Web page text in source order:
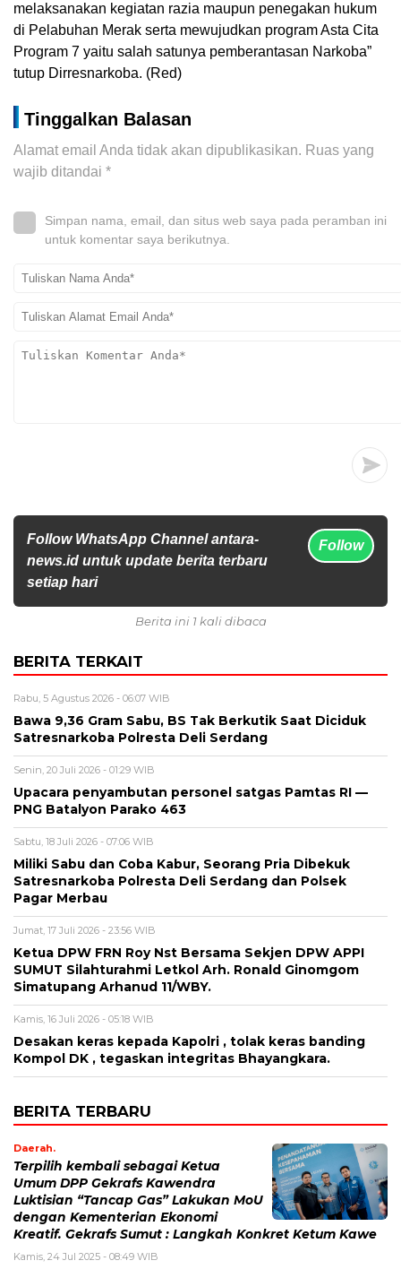
melaksanakan kegiatan razia maupun penegakan hukum
di Pelabuhan Merak serta mewujudkan program Asta Cita
Program 7 yaitu salah satunya pemberantasan Narkoba”
tutup Dirresnarkoba. (Red)
Tinggalkan Balasan
Alamat email Anda tidak akan dipublikasikan. Ruas yang
wajib ditandai *
Simpan nama, email, dan situs web saya pada peramban ini
untuk komentar saya berikutnya.
Follow WhatsApp Channel antara-
news.id untuk update berita terbaru
setiap hari
Follow
Berita ini 1 kali dibaca
BERITA TERKAIT
Rabu, 5 Agustus 2026 - 06:07 WIB
Bawa 9,36 Gram Sabu, BS Tak Berkutik Saat Diciduk
Satresnarkoba Polresta Deli Serdang
Senin, 20 Juli 2026 - 01:29 WIB
Upacara penyambutan personel satgas Pamtas RI —
PNG Batalyon Parako 463
Sabtu, 18 Juli 2026 - 07:06 WIB
Miliki Sabu dan Coba Kabur, Seorang Pria Dibekuk
Satresnarkoba Polresta Deli Serdang dan Polsek
Pagar Merbau
Jumat, 17 Juli 2026 - 23:56 WIB
Ketua DPW FRN Roy Nst Bersama Sekjen DPW APPI
SUMUT Silahturahmi Letkol Arh. Ronald Ginomgom
Simatupang Arhanud 11/WBY.
Kamis, 16 Juli 2026 - 05:18 WIB
Desakan keras kepada Kapolri , tolak keras banding
Kompol DK , tegaskan integritas Bhayangkara.
BERITA TERBARU
Daerah.
Terpilih kembali sebagai Ketua
Umum DPP Gekrafs Kawendra
Luktisian “Tancap Gas” Lakukan MoU
dengan Kementerian Ekonomi
Kreatif. Gekrafs Sumut : Langkah Konkret Ketum Kawe
Kamis, 24 Jul 2025 - 08:49 WIB